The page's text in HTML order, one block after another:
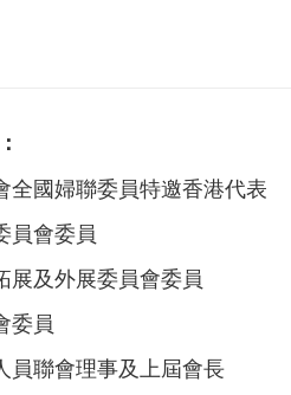
全國婦聯委員特邀香港代表
員會委員
展及外展委員會委員
委員
員聯會理事及上屆會長